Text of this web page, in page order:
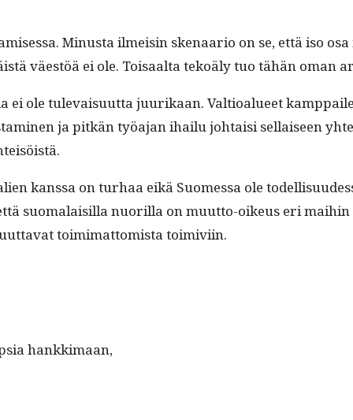
Minus­ta ilmeisin ske­naario on se, että iso
väestöä ei ole. Toisaal­ta tekoä­ly tuo tähän oman
ei ole tule­vaisu­ut­ta juurikaan. Val­tioalueet
ja pitkän työa­jan ihailu johtaisi sel­l­aiseen
kanssa on turhaa eikä Suomes­sa ole
suo­ma­laisil­la nuo­ril­la on muut­to-oikeus eri
toim­i­mat­tomista toimiviin.
hankkimaan,